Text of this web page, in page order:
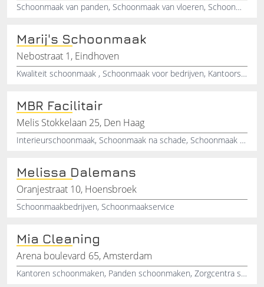
Schoonmaak van panden, Schoonmaak van vloeren, Schoonmaak van scholen, Schoonmaak van winkels, Hogedrukreiniging, Schoonmaak van portieken, Schoonmaak van verkeersborden, Zoetermeer, Zuid-Holland
Marij's Schoonmaak
Nebostraat 1, Eindhoven
Kwaliteit schoonmaak , Schoonmaak voor bedrijven, Kantoorschoonmaak, Hoge werk druk, Huizen schoonmaak, Interieur schoonmaak
MBR Facilitair
Melis Stokkelaan 25, Den Haag
Interieurschoonmaak, Schoonmaak na schade, Schoonmaak na brandschade, Schoonmaakonderhoud, Kleine reparaties, Tuin onderhoud
Melissa Dalemans
Oranjestraat 10, Hoensbroek
Schoonmaakbedrijven, Schoonmaakservice
Mia Cleaning
Arena boulevard 65, Amsterdam
Kantoren schoonmaken, Panden schoonmaken, Zorgcentra schoonmaken, Kinderdagverblijf schoonmaken, School schoonmaken, Schoonmaakster, Bedrijven schoonmaken, Cleaning service, Hotel schoonmaken, Interieurverzorgster